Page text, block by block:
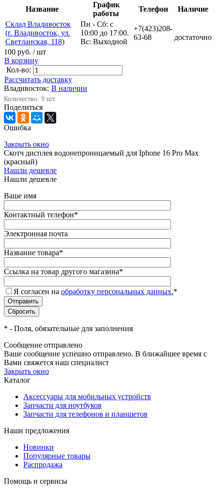
Название
График
работы
Телефон
Наличие
Склад Владивосток
(г. Владивосток, ул.
Светланская, 118)
Пн - Сб: с
10:00 до 17:00.
Вс: Выходной
+7(423)208-
63-68
достаточно
100 руб. / шт
В корзину
Кол-во:
Рассчитать доставку
Владивосток: В наличии
Количество: 9 шт.
Поделиться
Ошибка
Закрыть окно
Скотч дисплея водонепроницаемый для Iphone 16 Pro Max
(красный)
Нашли дешевле
Нашли дешевле
Ваше имя
Контактный телефон*
Электронная почта
Название товара*
Ссылка на товар другого магазина*
Я согласен на обработку персональных данных.*
* - Поля, обязательные для заполнения
Сообщение отправлено
Ваше сообщение успешно отправлено. В ближайшее время с
Вами свяжется наш специалист
Закрыть окно
Каталог
Аксессуары для мобильных устройств
Запчасти для ноутбуков
Запчасти для телефонов и планшетов
Наши предложения
Новинки
Популярные товары
Распродажа
Помощь и сервисы